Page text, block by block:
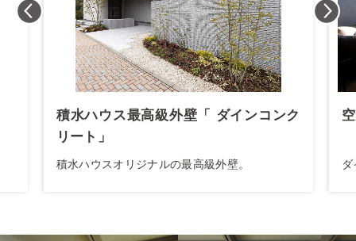
積水ハウス最高級外壁「 ダインコンク
リート」
積水ハウスオリジナルの最高級外壁。